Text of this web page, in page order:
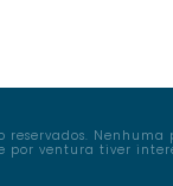
reservados.
por ventura tiver